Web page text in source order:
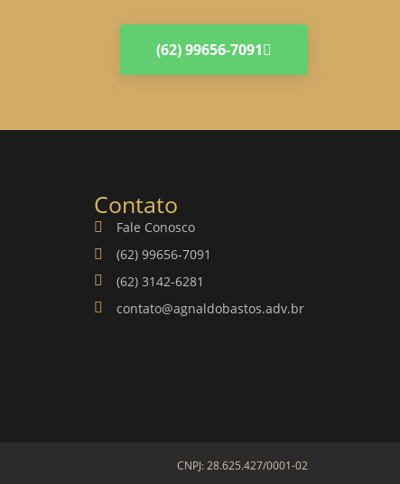
(62) 99656-7091
Contato
Fale Conosco
(62) 99656-7091
(62) 3142-6281
contato@agnaldobastos.adv.br
CNPJ: 28.625.427/0001-02